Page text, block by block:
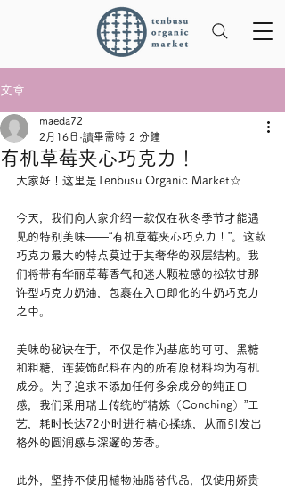
文章
有机草莓夹心巧克力！
maeda72
2月16日 讀畢需時 2 分鐘
大家好！这里是Tenbusu Organic Market☆
今天，我们向大家介绍一款仅在秋冬季节才能遇
见的特别美味——“有机草莓夹心巧克力！”。这款
巧克力最大的特点莫过于其奢华的双层结构。我
们将带有华丽草莓香气和迷人颗粒感的松软甘那
许型巧克力奶油，包裹在入口即化的牛奶巧克力
之中。
美味的秘诀在于，不仅是作为基底的可可、黑糖
和粗糖，连装饰配料在内的所有原材料均为有机
成分。为了追求不添加任何多余成分的纯正口
感，我们采用瑞士传统的“精炼（Conching）”工
艺，耗时长达72小时进行精心揉练，从而引发出
格外的圆润感与深邃的芳香。
此外，坚持不使用植物油脂替代品，仅使用娇贵